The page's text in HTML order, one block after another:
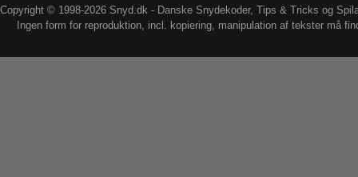
Copyright © 1998-2026 Snyd.dk - Danske Snydekoder, Tips & Tricks og
Ingen form for reproduktion, incl. kopiering, manipulation af tekster må